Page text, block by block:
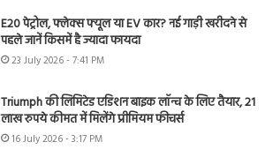
E20 पेट्रोल, फ्लेक्स फ्यूल या EV कार? नई गाड़ी खरीदने से
पहले जानें किसमें है ज्यादा फायदा
23 July 2026 - 7:41 PM
Triumph की लिमिटेड एडिशन बाइक लॉन्च के लिए तैयार, 21
लाख रुपये कीमत में मिलेंगे प्रीमियम फीचर्स
16 July 2026 - 3:17 PM